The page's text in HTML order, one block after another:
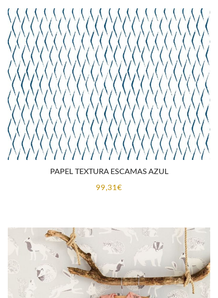
PAPEL TEXTURA ESCAMAS AZUL
99,31€